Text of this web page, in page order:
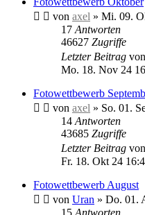
von axel » Mi. 09.
17 Antworten
46627 Zugriffe
Letzter Beitrag von
Mo. 18. Nov 24
Fotowettbewerb
von axel » So. 01.
14 Antworten
43685 Zugriffe
Letzter Beitrag von
Fr. 18. Okt 24
Fotowettbewerb August
von Uran » Do. 01.
15 Antworten